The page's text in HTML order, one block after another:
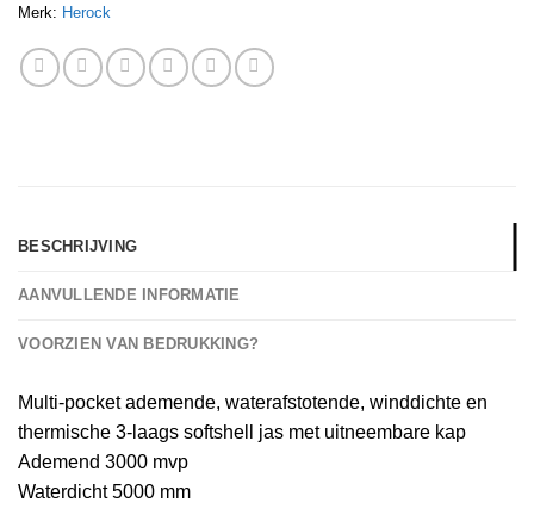
Merk: Herock
BESCHRIJVING
AANVULLENDE INFORMATIE
VOORZIEN VAN BEDRUKKING?
Multi-pocket ademende, waterafstotende, winddichte en
thermische 3-laags softshell jas met uitneembare kap
Ademend 3000 mvp
Waterdicht 5000 mm